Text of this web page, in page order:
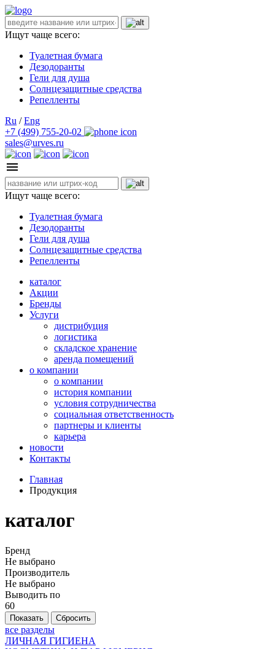
Ищут чаще всего:
Туалетная бумага
Дезодоранты
Гели для душа
Солнцезащитные средства
Репелленты
Ru / Eng
+7 (499) 755-20-02
sales@urves.ru
Ищут чаще всего:
Туалетная бумага
Дезодоранты
Гели для душа
Солнцезащитные средства
Репелленты
каталог
Акции
Бренды
Услуги
дистрибуция
логистика
складское хранение
аренда помещений
о компании
о компании
история компании
условия сотрудничества
социальная ответственность
партнеры и клиенты
карьера
новости
Контакты
Главная
Продукция
каталог
Бренд
Не выбрано
Производитель
Не выбрано
Выводить по
60
все разделы
ЛИЧНАЯ ГИГИЕНА